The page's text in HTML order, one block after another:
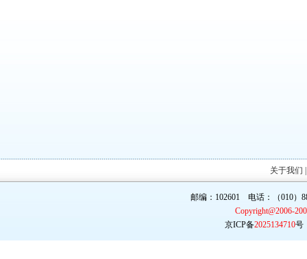
关于我们
邮编：102601 电话：（010）
Copyright@2006-
京ICP备2025134710号